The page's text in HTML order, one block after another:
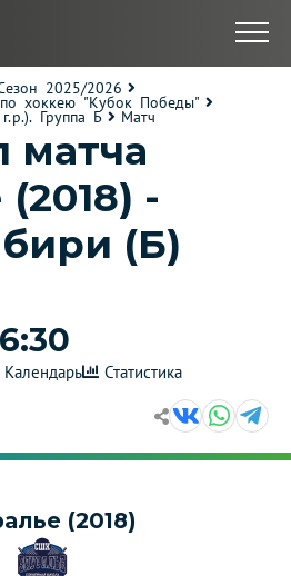
2025/2026
хоккею "Кубок Победы"
Группа Б
Матч
матча
-
(Б)
Календарь Статистика
(2018)